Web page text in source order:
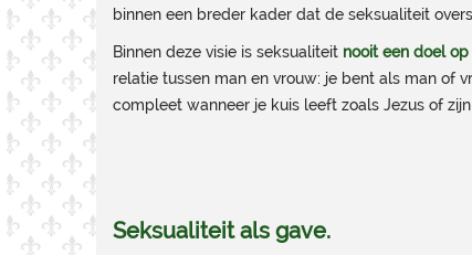
binnen een breder kader dat de seksualiteit
Binnen deze visie is seksualiteit nooit een doel op
relatie tussen man en vrouw: je bent als man of
compleet wanneer je kuis leeft zoals Jezus of
Seksualiteit als gave.